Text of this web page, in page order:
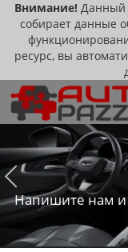
Внимание! Данный
собирает данные
ресурс, вы
Напишите нам